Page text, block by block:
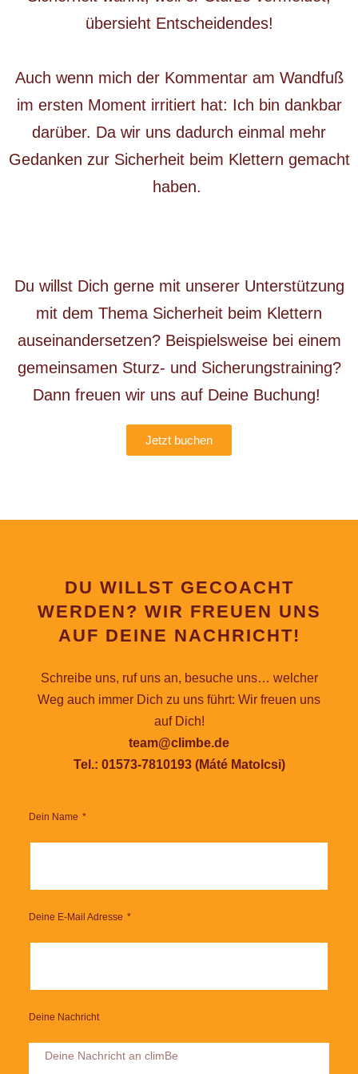
übersieht Entscheidendes!
Auch wenn mich der Kommentar am Wandfuß
im ersten Moment irritiert hat: Ich bin dankbar
darüber. Da wir uns dadurch einmal mehr
Gedanken zur Sicherheit beim Klettern gemacht
haben.
Du willst Dich gerne mit unserer Unterstützung
mit dem Thema Sicherheit beim Klettern
auseinandersetzen? Beispielsweise bei einem
gemeinsamen Sturz- und Sicherungstraining?
Dann freuen wir uns auf Deine Buchung!
Jetzt buchen
DU WILLST GECOACHT
WERDEN? WIR FREUEN UNS
AUF DEINE NACHRICHT!
Schreibe uns, ruf uns an, besuche uns… welcher
Weg auch immer Dich zu uns führt: Wir freuen uns
auf Dich!
team@climbe.de
Tel.: 01573-7810193 (Máté Matolcsi)
Dein Name
Deine E-Mail Adresse
Deine Nachricht